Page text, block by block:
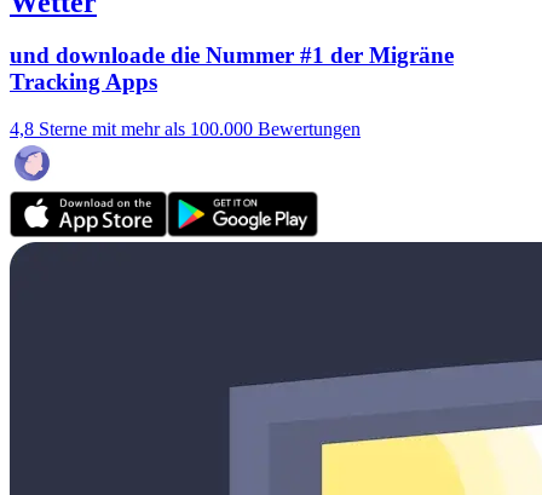
und downloade die Nummer #1 der Migräne
Tracking Apps
4,8 Sterne mit mehr als 100.000 Bewertungen